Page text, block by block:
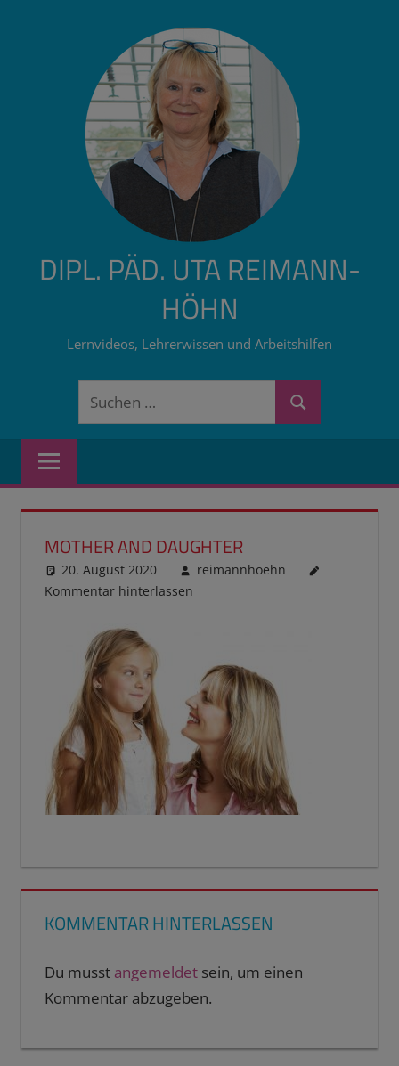
DIPL. PÄD. UTA REIMANN-
HÖHN
Lernvideos, Lehrerwissen und Arbeitshilfen
Suchen
Suchen
MOTHER AND DAUGHTER
20. August 2020
reimannhoehn
Kommentar hinterlassen
KOMMENTAR HINTERLASSEN
Du musst angemeldetsein, um einen
Kommentar abzugeben.